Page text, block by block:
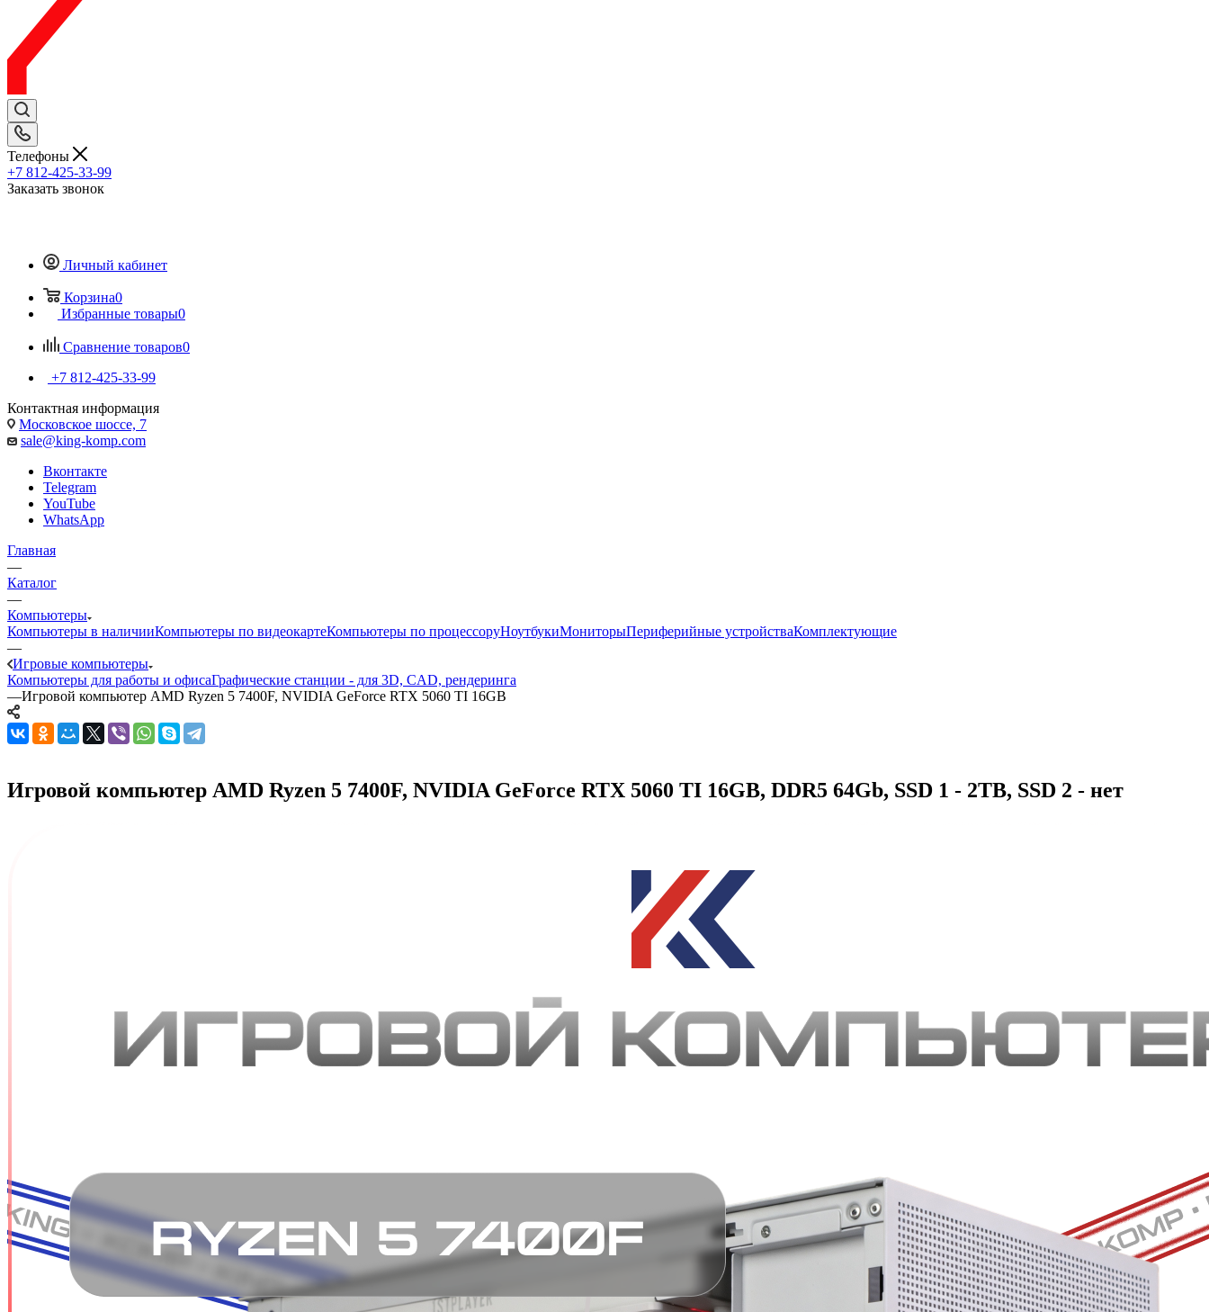
Телефоны
+7 812-425-33-99
Заказать звонок
Личный кабинет
Корзина0
Избранные товары0
Сравнение товаров0
+7 812-425-33-99
Контактная информация
Московское шоссе, 7
sale@king-komp.com
Вконтакте
Telegram
YouTube
WhatsApp
Главная
—
Каталог
—
Компьютеры
Компьютеры в наличииКомпьютеры по видеокартеКомпьютеры по процессоруНоутбукиМониторыПериферийные устройстваКомплектующие
—
Игровые компьютеры
Компьютеры для работы и офисаГрафические станции - для 3D, CAD, рендеринга
—Игровой компьютер AMD Ryzen 5 7400F, NVIDIA GeForce RTX 5060 TI 16GB
Игровой компьютер AMD Ryzen 5 7400F, NVIDIA GeForce RTX 5060 TI 16GB, DDR5 64Gb, SSD 1 - 2TB, SSD 2 - нет